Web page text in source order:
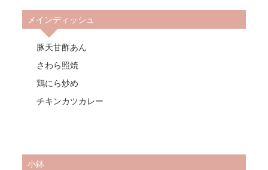
メインディッシュ
豚天甘酢あん
さわら照焼
鶏にら炒め
チキンカツカレー
小鉢